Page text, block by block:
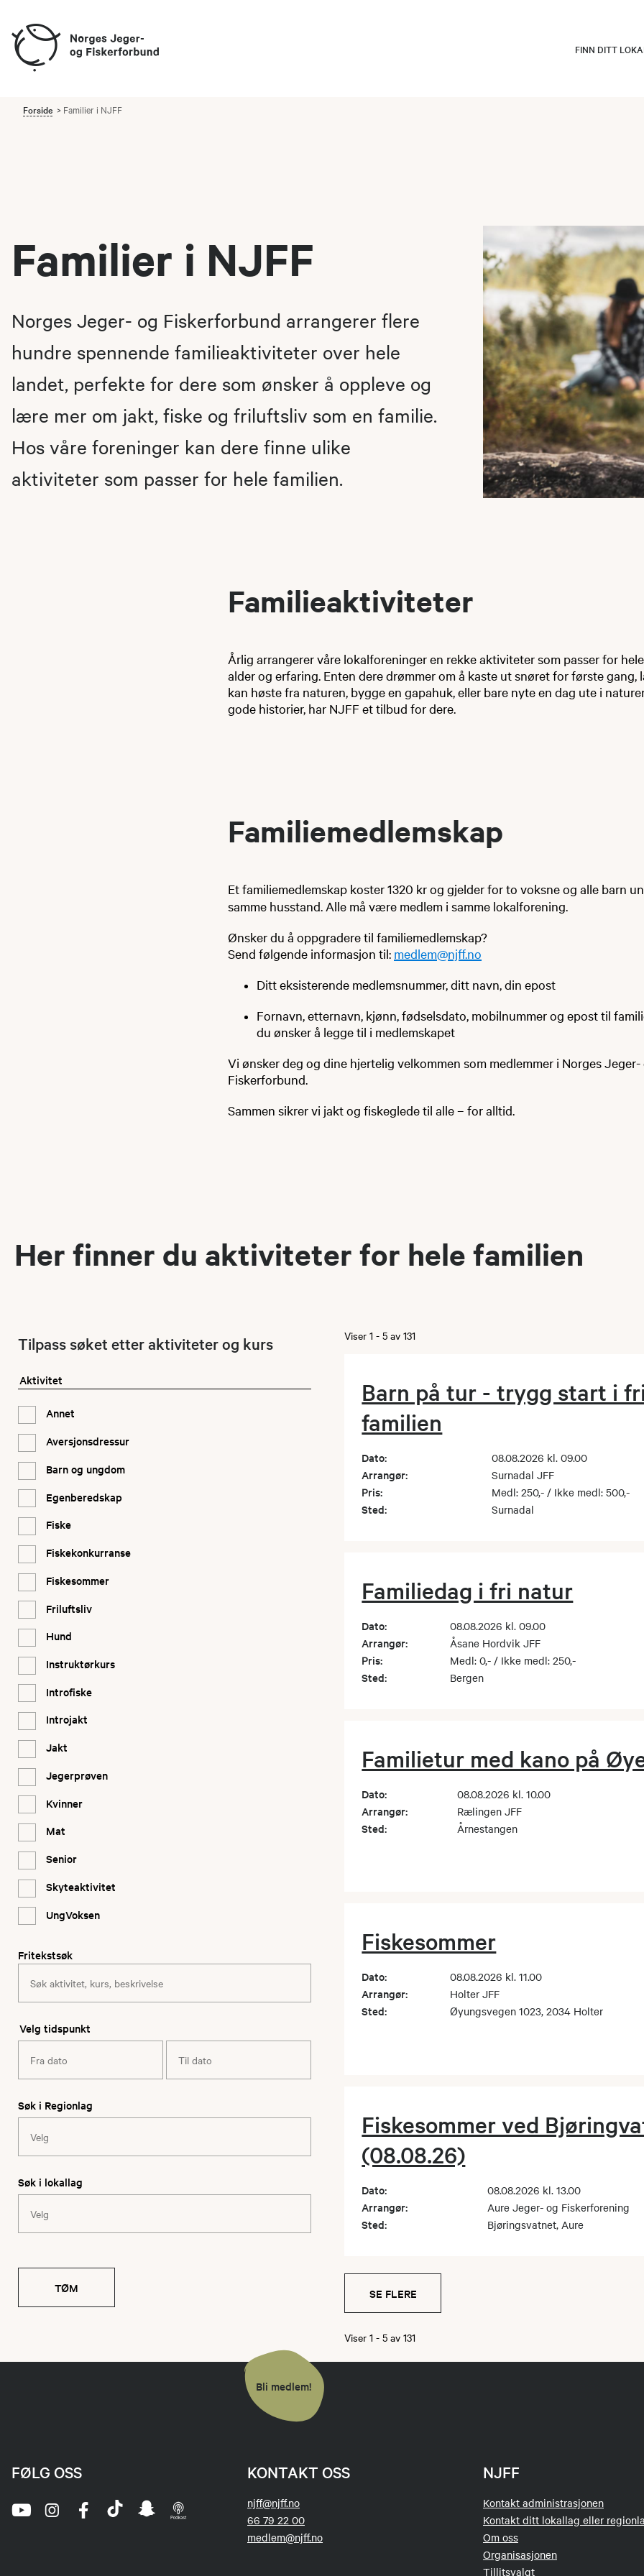
FINN DITT
Forside Familier i NJFF
Familier i NJFF
Norges Jeger- og Fiskerforbund arrangerer flere
hundre spennende familieaktiviteter over hele
landet, perfekte for dere som ønsker å oppleve og
lære mer om jakt, fiske og friluftsliv som en familie.
Hos våre foreninger kan dere finne ulike
aktiviteter som passer for hele familien.
Familieaktiviteter
Årlig arrangerer våre lokalforeninger en rekke aktiviteter som passer for
alder og erfaring. Enten dere drømmer om å kaste ut snøret for første
kan høste fra naturen, bygge en gapahuk, eller bare nyte en dag ute i
gode historier, har NJFF et tilbud for dere.
Familiemedlemskap
Et familiemedlemskap koster 1320 kr og gjelder for to voksne og alle barn
samme husstand. Alle må være medlem i samme lokalforening.
Ønsker du å oppgradere til familiemedlemskap?
Send følgende informasjon til: medlem@njff.no
Ditt eksisterende medlemsnummer, ditt navn, din epost
Fornavn, etternavn, kjønn, fødselsdato, mobilnummer og epost til
du ønsker å legge til i medlemskapet
Vi ønsker deg og dine hjertelig velkommen som medlemmer i Norges Jeger-
Fiskerforbund.
Sammen sikrer vi jakt og fiskeglede til alle – for alltid.
Her finner du aktiviteter for hele familien
Tilpass søket etter aktiviteter og kurs
Aktivitet
Annet
Aversjonsdressur
Barn og ungdom
Egenberedskap
Fiske
Fiskekonkurranse
Fiskesommer
Friluftsliv
Hund
Instruktørkurs
Introfiske
Introjakt
Jakt
Jegerprøven
Kvinner
Mat
Senior
Skyteaktivitet
UngVoksen
Fritekstsøk
Velg tidspunkt
Søk i Regionlag
Søk i lokallag
TØM
Viser1- 5av131
Barn på tur - trygg start i
familien
Dato: 08.08.2026 kl. 09.00
Arrangør: Surnadal JFF
Pris: Medl: 250,- / Ikke medl: 500,-
Sted: Surnadal
Familiedag i fri natur
Dato: 08.08.2026 kl. 09.00
Arrangør: Åsane Hordvik JFF
Pris: Medl: 0,- / Ikke medl: 250,-
Sted: Bergen
Familietur med kano på
Dato: 08.08.2026 kl. 10.00
Arrangør: Rælingen JFF
Sted: Årnestangen
Fiskesommer
Dato: 08.08.2026 kl. 11.00
Arrangør: Holter JFF
Sted: Øyungsvegen 1023, 2034 Holter
Fiskesommer ved
(08.08.26)
Dato: 08.08.2026 kl. 13.00
Arrangør: Aure Jeger- og Fiskerforening
Sted: Bjøringsvatnet, Aure
SE FLERE
Viser1- 5av131
Bli medlem!
KONTAKT OSS
njff@njff.no
66 79 22 00
medlem@njff.no
NJFF
Kontakt administrasjonen
Kontakt ditt lokallag eller
Om oss
Organisasjonen
Tillitsvalgt
FØLG OSS